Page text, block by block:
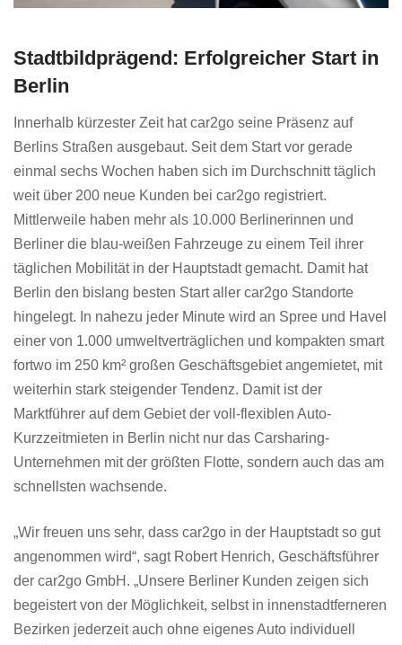
Stadtbildprägend: Erfolgreicher Start in
Berlin
Innerhalb kürzester Zeit hat car2go seine Präsenz auf
Berlins Straßen ausgebaut. Seit dem Start vor gerade
einmal sechs Wochen haben sich im Durchschnitt täglich
weit über 200 neue Kunden bei car2go registriert.
Mittlerweile haben mehr als 10.000 Berlinerinnen und
Berliner die blau-weißen Fahrzeuge zu einem Teil ihrer
täglichen Mobilität in der Hauptstadt gemacht. Damit hat
Berlin den bislang besten Start aller car2go Standorte
hingelegt. In nahezu jeder Minute wird an Spree und Havel
einer von 1.000 umweltverträglichen und kompakten smart
fortwo im 250 km² großen Geschäftsgebiet angemietet, mit
weiterhin stark steigender Tendenz. Damit ist der
Marktführer auf dem Gebiet der voll-flexiblen Auto-
Kurzzeitmieten in Berlin nicht nur das Carsharing-
Unternehmen mit der größten Flotte, sondern auch das am
schnellsten wachsende.
„Wir freuen uns sehr, dass car2go in der Hauptstadt so gut
angenommen wird“, sagt Robert Henrich, Geschäftsführer
der car2go GmbH. „Unsere Berliner Kunden zeigen sich
begeistert von der Möglichkeit, selbst in innenstadtferneren
Bezirken jederzeit auch ohne eigenes Auto individuell